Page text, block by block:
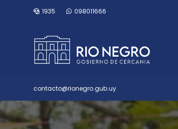
1935 098011666
contacto@rionegro.gub.uy